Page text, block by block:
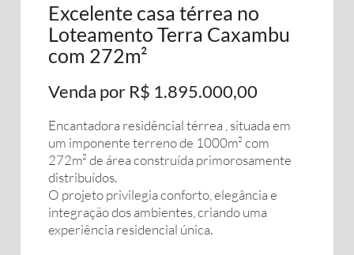
Excelente casa térrea no
Loteamento Terra Caxambu
com 272m²
Venda por R$ 1.895.000,00
Encantadora residêncial térrea , situada em
um imponente terreno de 1000m² com
272m² de área construída primorosamente
distribuídos.
O projeto privilegia conforto, elegância e
integração dos ambientes, criando uma
experiência residencial única.